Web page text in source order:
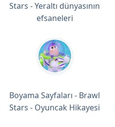
Stars - Yeraltı dünyasının
efsaneleri
Boyama Sayfaları - Brawl
Stars - Oyuncak Hikayesi